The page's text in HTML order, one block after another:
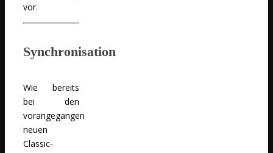
vor.
Synchronisation
Wie bereits
bei den
vorangegangen
neuen
Classic-